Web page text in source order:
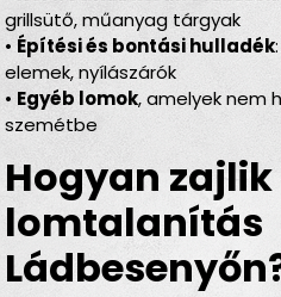
grillsütő, műanyag tárgyak
• Építési és bontási hulladék
elemek, nyílászárók
• Egyéb lomok, amelyek nem
szemétbe
Hogyan zajlik
lomtalanítás